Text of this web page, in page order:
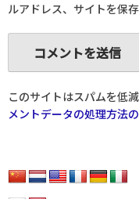
ルアドレス、サイトを保存
このサイトはスパムを低
メントデータの処理方法